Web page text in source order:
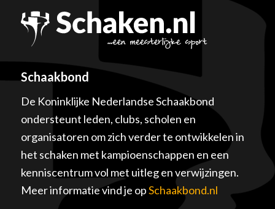
Schaakbond
De Koninklijke Nederlandse Schaakbond
ondersteunt leden, clubs, scholen en
organisatoren om zich verder te ontwikkelen in
het schaken met kampioenschappen en een
kenniscentrum vol met uitleg en verwijzingen.
Meer informatie vind je opSchaakbond.nl